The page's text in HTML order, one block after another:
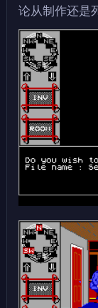
论从制作还是